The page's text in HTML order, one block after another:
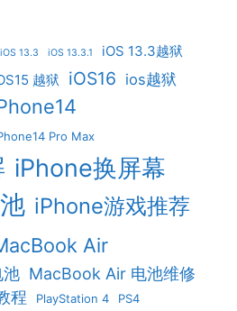
iOS 13.3 iOS 13.3.1 iOS 13.3越狱
越狱 iOS16 ios越狱
Pro Max
iPhone换屏幕
iPhone游戏推荐
Air
MacBook Air 电池维修
程
PlayStation 4 PS4